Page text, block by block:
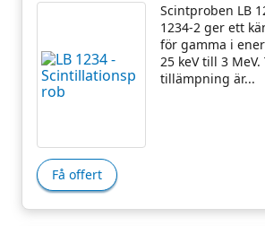
Scintproben LB
1234-2 ger ett
för gamma i
25 keV till 3 MeV.
tillämpning är...
Få offert